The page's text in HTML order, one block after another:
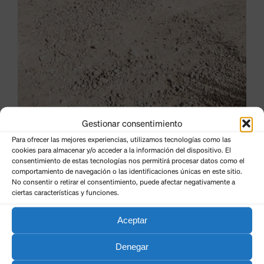
Gestionar consentimiento
Para ofrecer las mejores experiencias, utilizamos tecnologías como las
cookies para almacenar y/o acceder a la información del dispositivo. El
consentimiento de estas tecnologías nos permitirá procesar datos como el
comportamiento de navegación o las identificaciones únicas en este sitio.
No consentir o retirar el consentimiento, puede afectar negativamente a
ciertas características y funciones.
Aceptar
Denegar
El Partido Popular en el
Ayuntamiento de Camponaraya ha lamentado hoy la
falta de interés por parte del Ayuntamiento en